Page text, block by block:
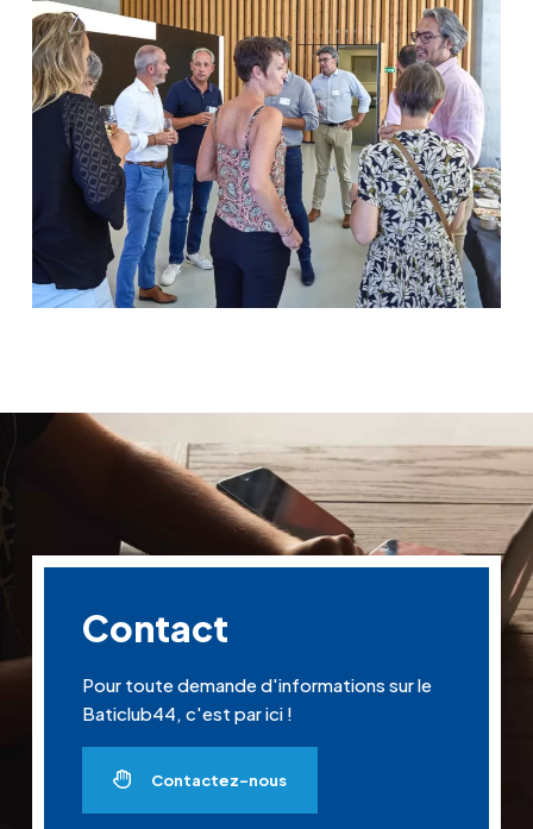
Contact
Pour toute demande d'informations sur le
Baticlub44, c'est par ici !
Contactez-nous